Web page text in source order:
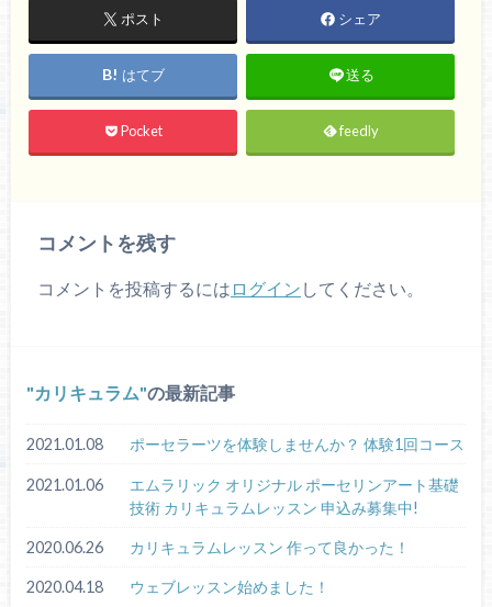
ポスト シェア
はてブ 送る
Pocket feedly
コメントを残す
コメントを投稿するには ログイン してください。
カリキュラム の最新記事
2021.01.08 ポーセラーツを体験しませんか？ 体験1回コース
2021.01.06
エムラリック オリジナル ポーセリンアート基礎
技術 カリキュラムレッスン 申込み募集中!
2020.06.26 カリキュラムレッスン 作って良かった！
2020.04.18 ウェブレッスン始めました！